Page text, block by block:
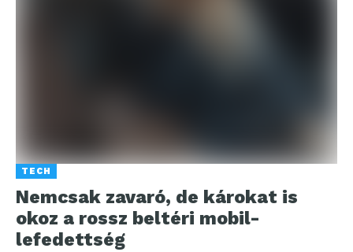
TECH
Nemcsak zavaró, de károkat is
okoz a rossz beltéri mobil-
lefedettség